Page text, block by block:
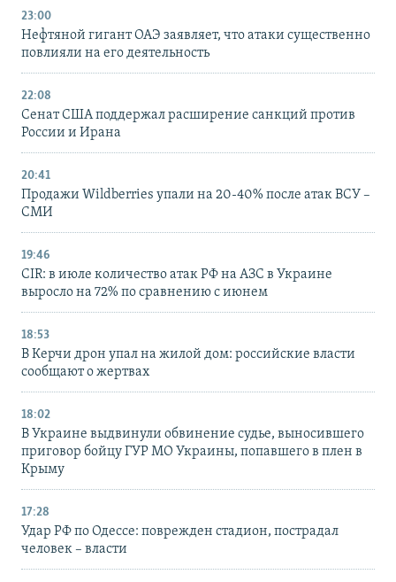
23:00
Нефтяной гигант ОАЭ заявляет, что атаки существенно
повлияли на его деятельность
22:08
Сенат США поддержал расширение санкций против
России и Ирана
20:41
Продажи Wildberries упали на 20-40% после атак ВСУ –
СМИ
19:46
CIR: в июле количество атак РФ на АЗС в Украине
выросло на 72% по сравнению с июнем
18:53
В Керчи дрон упал на жилой дом: российские власти
сообщают о жертвах
18:02
В Украине выдвинули обвинение судье, выносившего
приговор бойцу ГУР МО Украины, попавшего в плен в
Крыму
17:28
Удар РФ по Одессе: поврежден стадион, пострадал
человек – власти